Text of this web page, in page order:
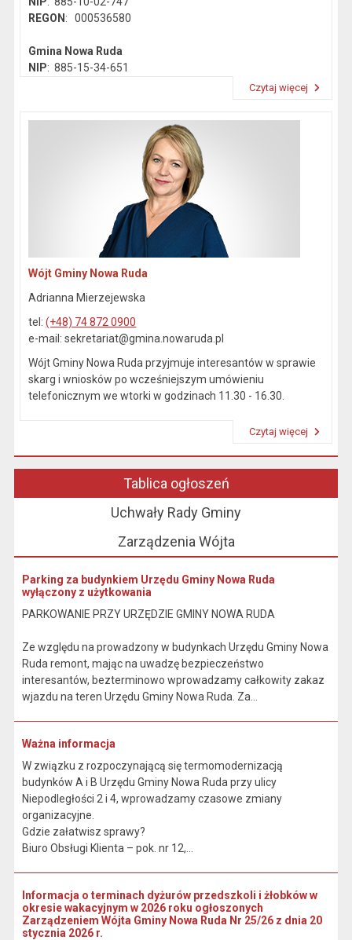
REGON : 000536580
Gmina Nowa Ruda
NIP: 885-15-34-651
Czytaj więcej
Wójt Gminy Nowa Ruda
Adrianna Mierzejewska
tel:(+48) 74 872 0900
e-mail: sekretariat@gmina.nowaruda.pl
Wójt Gminy Nowa Ruda przyjmuje interesantów w sprawie
skarg i wniosków po wcześniejszym umówieniu
telefonicznym we wtorki w godzinach 11.30 - 16.30.
Czytaj więcej
Tablica ogłoszeń
Uchwały Rady Gminy
Zarządzenia Wójta
Parking za budynkiem Urzędu Gminy Nowa Ruda
wyłączony z użytkowania
PARKOWANIE PRZY URZĘDZIE GMINY NOWA RUDA
Ze względu na prowadzony w budynkach Urzędu Gminy Nowa
Ruda remont, mając na uwadzę bezpieczeństwo
interesantów, bezterminowo wprowadzamy całkowity zakaz
wjazdu na teren Urzędu Gminy Nowa Ruda. Za...
Ważna informacja
W związku z rozpoczynającą się termomodernizacją
budynków A i B Urzędu Gminy Nowa Ruda przy ulicy
Niepodległości 2 i 4, wprowadzamy czasowe zmiany
organizacyjne.
Gdzie załatwisz sprawy?
Biuro Obsługi Klienta – pok. nr 12,...
Informacja o terminach dyżurów przedszkoli i żłobków w
okresie wakacyjnym w 2026 roku ogłoszonych
Zarządzeniem Wójta Gminy Nowa Ruda Nr 25/26 z dnia 20
stycznia 2026 r.